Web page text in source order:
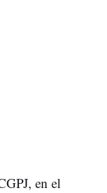
en el